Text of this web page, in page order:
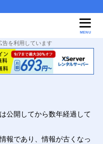
MENU
を利用しています
公開してから数年経過して
報であり、情報が古くなっ